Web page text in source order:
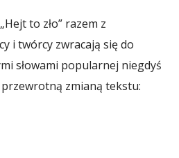
to zło” razem z
i twórcy zwracają się do
słowami popularnej niegdyś
przewrotną zmianą tekstu: